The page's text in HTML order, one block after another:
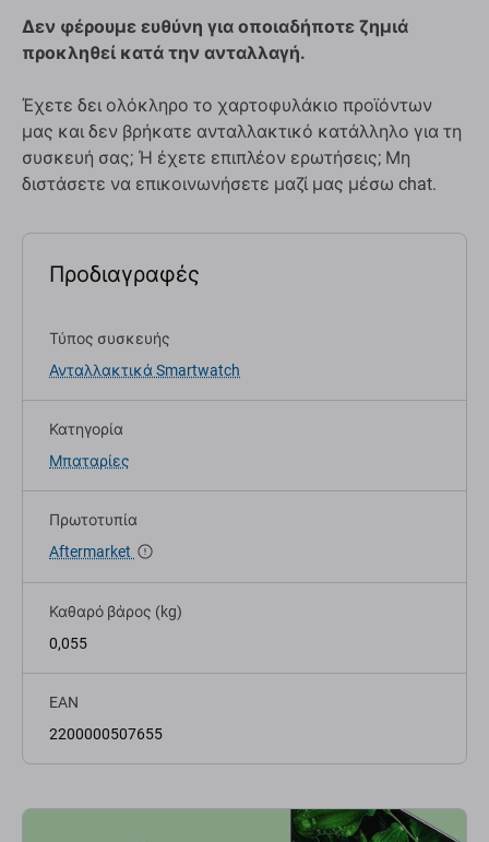
Δεν φέρουμε ευθύνη για οποιαδήποτε ζημιά
προκληθεί κατά την ανταλλαγή.
Έχετε δει ολόκληρο το χαρτοφυλάκιο προϊόντων
μας και δεν βρήκατε ανταλλακτικό κατάλληλο για τη
συσκευή σας; Ή έχετε επιπλέον ερωτήσεις; Μη
διστάσετε να επικοινωνήσετε μαζί μας μέσω chat.
Προδιαγραφές
Τύπος συσκευής
Ανταλλακτικά Smartwatch
Κατηγορία
Μπαταρίες
Πρωτοτυπία
Aftermarket
Καθαρό βάρος (kg)
0,055
EAN
2200000507655